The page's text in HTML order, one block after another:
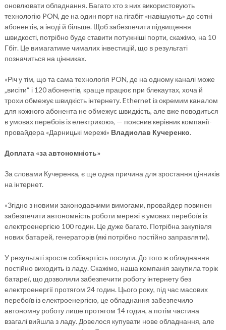
оновлювати обладнання. Багато хто з них використовують
технологію PON, де на один порт на гігабіт «навішують» до сотні
абонентів, а іноді й більше. Щоб забезпечити підвищення
швидкості, потрібно буде ставити потужніші порти, скажімо, на 10
Гбіт. Це вимагатиме чималих інвестицій, що в результаті
позначиться на цінниках.
«Річ у тім, що та сама технологія PON, де на одному каналі може
„висіти“ і 120 абонентів, краще працює при блекаутах, хоча й
трохи обмежує швидкість інтернету. Ethernet із окремим каналом
для кожного абонента не обмежує швидкість, але вже поводиться
в умовах перебоїв із електрикою», — пояснив керівник компанії-
провайдера «Дарницькі мережі» Владислав Кучеренко.
Доплата «за автономність»
За словами Кучеренка, є ще одна причина для зростання цінників
на інтернет.
«Згідно з новими законодавчими вимогами, провайдер повинен
забезпечити автономність роботи мережі в умовах перебоїв із
електроенергією 100 годин. Це дуже багато. Потрібна закупівля
нових батарей, генераторів (які потрібно постійно заправляти).
У результаті зросте собівартість послуги. До того ж обладнання
постійно виходить із ладу. Скажімо, наша компанія закупила торік
батареї, що дозволяли забезпечити роботу інтернету без
електроенергії протягом 24 годин. Цього року, під час масових
перебоїв із електроенергією, це обладнання забезпечило
автономну роботу лише протягом 14 годин, а потім частина
взагалі вийшла з ладу. Довелося купувати нове обладнання, але